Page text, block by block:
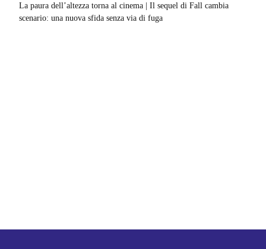
La paura dell’altezza torna al cinema | Il sequel di Fall cambia
scenario: una nuova sfida senza via di fuga